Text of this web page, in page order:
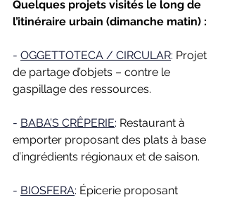
Quelques projets visités le long de
l’itinéraire urbain (dimanche matin) :
- OGGETTOTECA / CIRCULAR: Projet
de partage d’objets – contre le
gaspillage des ressources.
- BABA’S CRÊPERIE: Restaurant à
emporter proposant des plats à base
d’ingrédients régionaux et de saison.
- BIOSFERA: Épicerie proposant